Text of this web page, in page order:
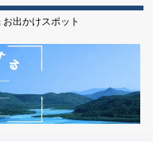
出かけスポット